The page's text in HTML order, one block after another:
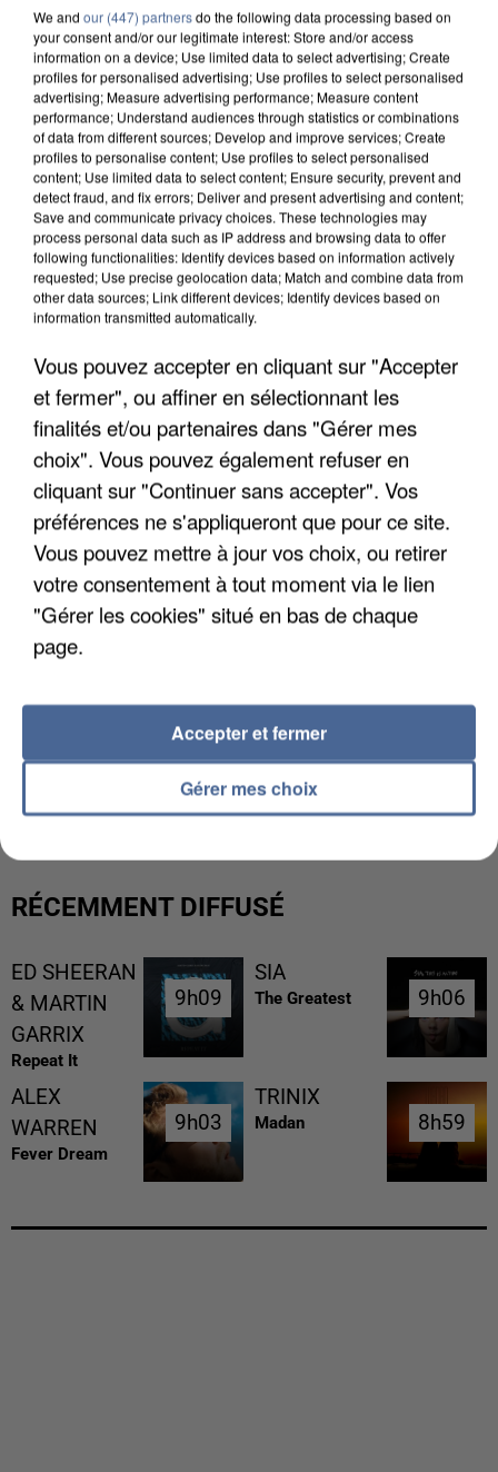
DE FAUNE SAUVAGE SONT...
L’UN DES FONDATEURS SUPPOSÉS DE LA DZ
MAFIA INTERPELLÉ EN ALGÉRIE
RÉCEMMENT DIFFUSÉ
ED SHEERAN
& MARTIN
GARRIX
Repeat It
9h09
9h09
SIA
The Greatest 9h06
9h06
ALEX
WARREN
Fever Dream
9h03
9h03
TRINIX
Madan 8h59
8h59
We and our (447) partnersdo the following data processing based on
your consent and/or our legitimate interest: Store and/or access
information on a device; Use limited data to select advertising; Create
profiles for personalised advertising; Use profiles to select personalised
advertising; Measure advertising performance; Measure content
performance; Understand audiences through statistics or combinations
of data from different sources; Develop and improve services; Create
profiles to personalise content; Use profiles to select personalised
content; Use limited data to select content; Ensure security, prevent and
detect fraud, and fix errors; Deliver and present advertising and content;
Save and communicate privacy choices. These technologies may
process personal data such as IP address and browsing data to offer
following functionalities: Identify devices based on information actively
requested; Use precise geolocation data; Match and combine data from
other data sources; Link different devices; Identify devices based on
information transmitted automatically.
Vous pouvez accepter en cliquant sur "Accepter
et fermer", ou affiner en sélectionnant les
finalités et/ou partenaires dans "Gérer mes
choix". Vous pouvez également refuser en
cliquant sur "Continuer sans accepter". Vos
préférences ne s'appliqueront que pour ce site.
Vous pouvez mettre à jour vos choix, ou retirer
votre consentement à tout moment via le lien
"Gérer les cookies" situé en bas de chaque
page.
Gérer mes choix
Accepter et fermer